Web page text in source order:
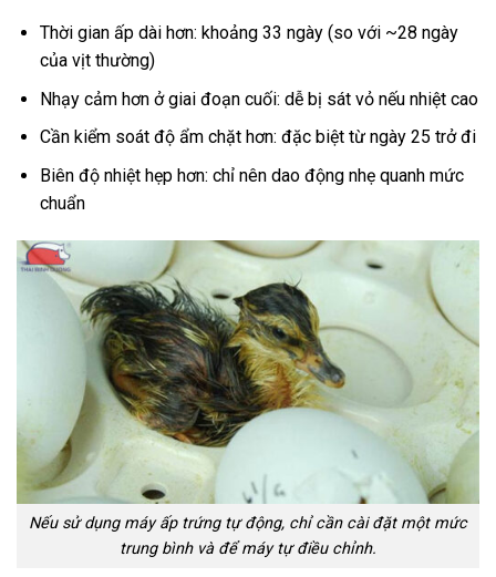
Thời gian ấp dài hơn: khoảng 33 ngày (so với ~28 ngày
của vịt thường)
Nhạy cảm hơn ở giai đoạn cuối: dễ bị sát vỏ nếu nhiệt cao
Cần kiểm soát độ ẩm chặt hơn: đặc biệt từ ngày 25 trở đi
Biên độ nhiệt hẹp hơn: chỉ nên dao động nhẹ quanh mức
chuẩn
Nếu sử dụng máy ấp trứng tự động, chỉ cần cài đặt một mức
trung bình và để máy tự điều chỉnh.